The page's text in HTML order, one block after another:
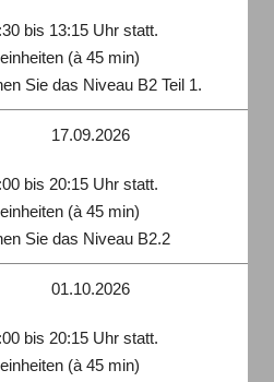
bis 13:15 Uhr statt.
(à 45 min)
Sie das Niveau B2 Teil 1.
17.09.2026
bis 20:15 Uhr statt.
(à 45 min)
Sie das Niveau B2.2
01.10.2026
bis 20:15 Uhr statt.
(à 45 min)